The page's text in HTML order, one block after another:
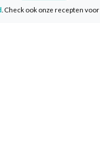
. Check ook onze recepten voor